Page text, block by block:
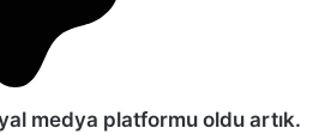
medya platformu oldu artık.